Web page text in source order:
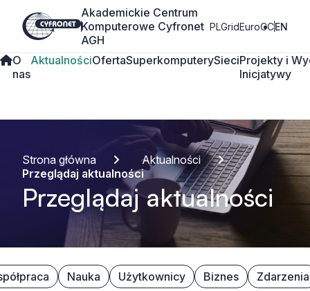
Akademickie Centrum
Komputerowe Cyfronet
AGH
PLGridEuroCCEN
O
nas
AktualnościOfertaSuperkomputerySieciProjekty i
Inicjatywy
Strona główna
Aktualności
Przeglądaj aktualności
Przeglądaj aktualności
Nauka Użytkownicy Biznes Zdarzenia